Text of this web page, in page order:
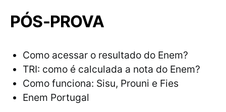
PÓS-PROVA
Como acessar o resultado do Enem?
TRI: como é calculada a nota do Enem?
Como funciona: Sisu, Prouni e Fies
Enem Portugal